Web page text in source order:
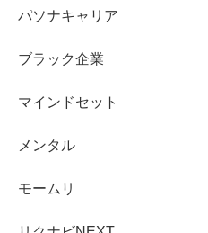
パソナキャリア
ブラック企業
マインドセット
メンタル
モームリ